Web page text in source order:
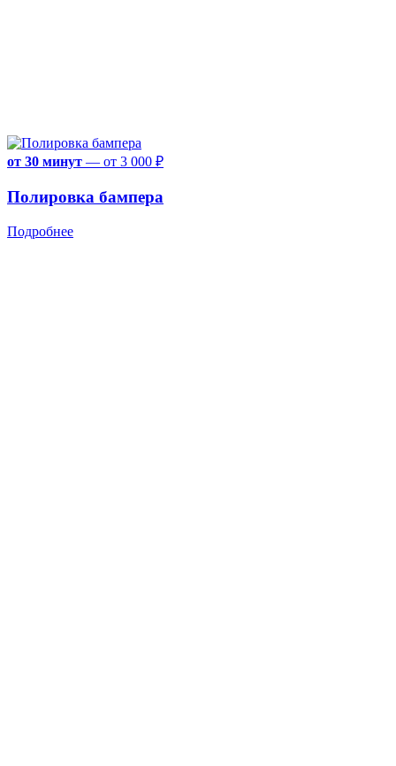
от 30 минут — от 3 000 ₽
Полировка бампера
Подробнее